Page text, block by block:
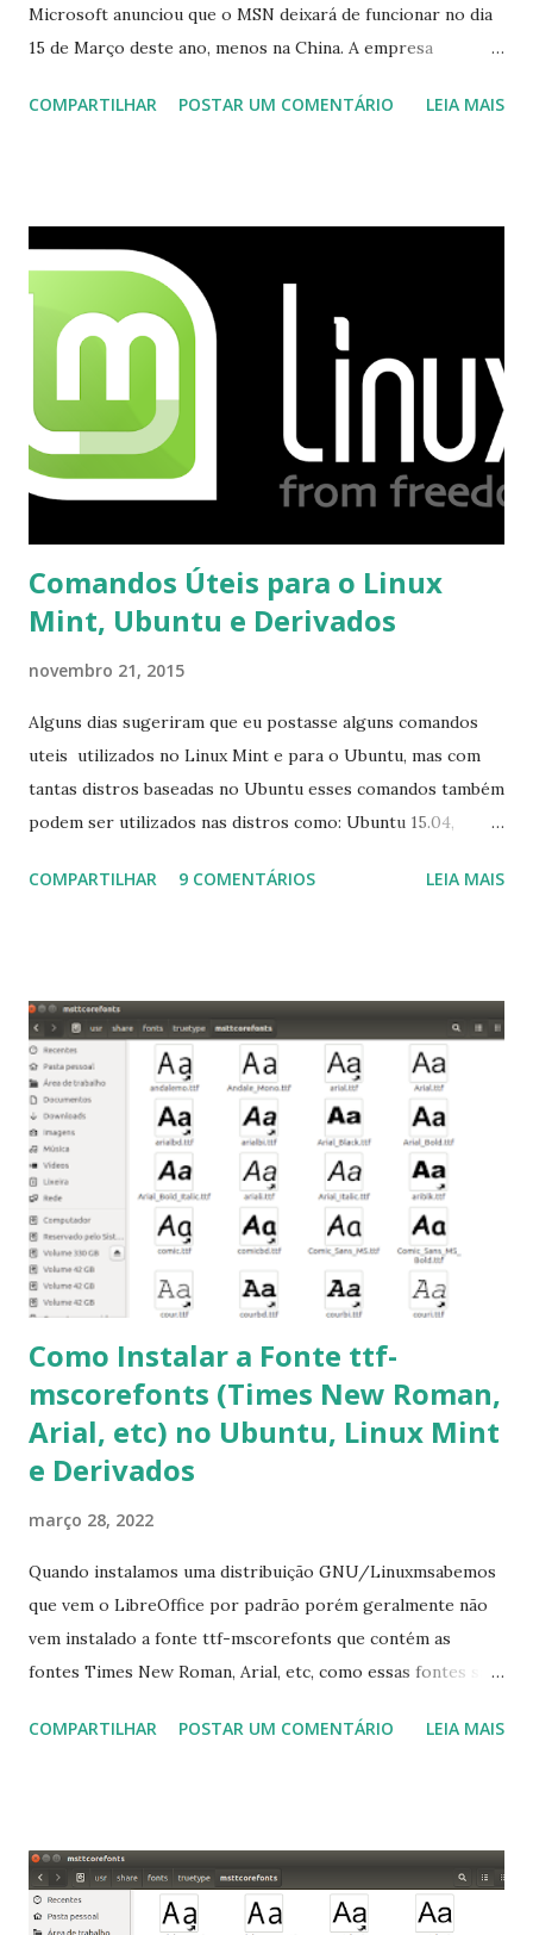
Microsoft anunciou que o MSN deixará de funcionar no dia
15 de Março deste ano, menos na China. A empresa
integrado com o serviço do MSN, segundo a empresa, os
o Windows Live (assim como muitos profissionais de TI) ,
mesmo na versão para Linux, claro, sempre existem outras
opções e o Pidgin, que se mostra como opção.
COMPARTILHAR POSTAR UM COMENTÁRIO LEIA MAIS
Comandos Úteis para o Linux
Mint, Ubuntu e Derivados
novembro 21, 2015
Alguns dias sugeriram que eu postasse alguns comandos
uteis utilizados no Linux Mint e para o Ubuntu, mas com
tantas distros baseadas no Ubuntu esses comandos também
podem ser utilizados nas distros como: Ubuntu 15.04,
Linux Mint 17, Pinguy OS 14.04, Elementary OS 0.3, Deepin
para usuários iniciantes... 1- Atualizar a lista de pacotes: $
sudo apt-get update 2- Atualizar toda a distro: $ sudo apt-
get -f dist-upgrade ou update-manager -d -c 3- Instalar
pacotes: $ sudo apt-get install [nome do pacote] 4-
Procurar arquivos corrompidos: $ sudo apt-get check 5-
Corrigir problemas de dependências, concluir instalação de
pacotes pendentes e outros erros: $ sudo apt-get -f install
6- Se o comando sudo apt-get -f install nã...
COMPARTILHAR 9 COMENTÁRIOS LEIA MAIS
Como Instalar a Fonte ttf-
mscorefonts (Times New Roman,
Arial, etc) no Ubuntu, Linux Mint
e Derivados
março 28, 2022
Quando instalamos uma distribuição GNU/Linuxmsabemos
que vem o LibreOffice por padrão porém geralmente não
vem instalado a fonte ttf-mscorefonts que contém as
fontes Times New Roman, Arial, etc, como essas fontes são
a Associação Brasileira de Normas Técnicas (ABNT), exige
que contém essas fontes. Ao instalar o GNU/Linux abra o
terminal e execute o comando: $ sudo apt-get install ttf-
COMPARTILHAR POSTAR UM COMENTÁRIO LEIA MAIS